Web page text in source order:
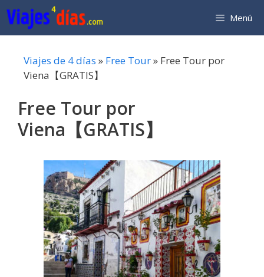
Saltar
al
contenido
Menú
Viajes de 4 días » Free Tour» Free Tour por
Viena【GRATIS】
Free Tour por
Viena【GRATIS】